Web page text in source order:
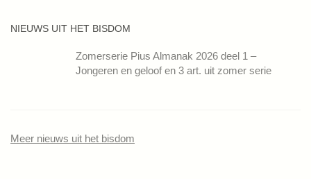
NIEUWS UIT HET BISDOM
Zomerserie Pius Almanak 2026 deel 1 –
Jongeren en geloof en 3 art. uit zomer serie
Meer nieuws uit het bisdom